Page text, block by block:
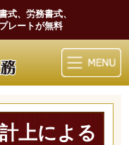
式、労務書式、
レートが無料
マイ法務
上による